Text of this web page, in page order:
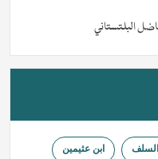
البلتستاني
ابن عثيمين